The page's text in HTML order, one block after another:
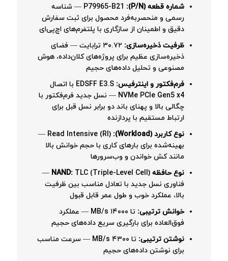
شماره قطعه (P/N):
P79965-B21 — شناسه
رسمی و منحصربه‌فرد محصول برای ثبت سفارش
دقیق و اطمینان از سازگاری با پلتفرم‌های اچ‌پی‌ای
ظرفیت ذخیره‌سازی:
۳۰.۷۲ ترابایت — فضای
ذخیره‌سازی عظیم برای پروژه‌های کلان‌داده، هوش
مصنوعی و تحلیل داده‌های حجیم
فرم‌فکتور و اینترفیس:
EDSFF E3.S با اتصال
NVMe PCIe Gen5 x4 — نسل جدید فرم‌فکتور با
چگالی بالا و پهنای باند دو برابر نسل قبل برای
ارتباط مستقیم با پردازنده
نوع کاربرد (Workload):
Read Intensive (RI) —
بهینه‌شده برای بارهای کاری با حجم خوانش بالا
مانند کش خواندن و وب‌سرورها
نوع حافظه NAND:
TLC (Triple-Level Cell) —
فناوری نسل جدید با تعادل مناسب بین ظرفیت
بالا، عملکرد خوب و طول عمر قابل قبول
خوانش ترتیبی:
تا ۱۴۰۰۰ MB/s — عملکرد
فوق‌العاده برای بارگیری سریع داده‌های حجیم
نوشتن ترتیبی:
تا ۴۳۰۰ MB/s — سرعت مناسب
برای نوشتن داده‌های حجیم